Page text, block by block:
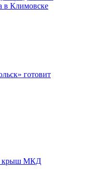
в Климовске
готовит
крыш МКД